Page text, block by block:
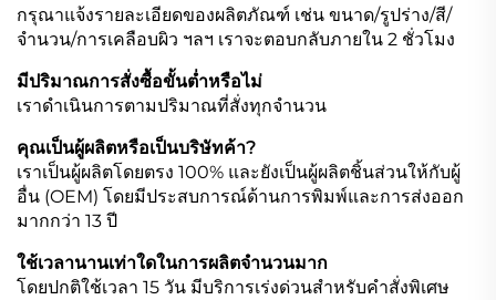
กรุณาแจ้งรายละเอียดของผลิตภัณฑ์ เช่น ขนาด/รูปร่าง/สี/
จำนวน/การเคลือบผิว ฯลฯ เราจะตอบกลับภายใน 2 ชั่วโมง
มีปริมาณการสั่งซื้อขั้นต่ำหรือไม่
เราดำเนินการตามปริมาณที่สั่งทุกจำนวน
คุณเป็นผู้ผลิตหรือเป็นบริษัทค้า?
เราเป็นผู้ผลิตโดยตรง 100% และยังเป็นผู้ผลิตชิ้นส่วนให้กับผู้
อื่น (OEM) โดยมีประสบการณ์ด้านการพิมพ์และการส่งออก
มากกว่า 13 ปี
ใช้เวลานานเท่าใดในการผลิตจำนวนมาก
โดยปกติใช้เวลา 15 วัน มีบริการเร่งด่วนสำหรับคำสั่งพิเศษ